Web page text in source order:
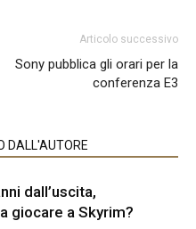
Articolo successivo
Sony pubblica gli orari per la
conferenza E3
DALL'AUTORE
dall’uscita,
giocare a Skyrim?